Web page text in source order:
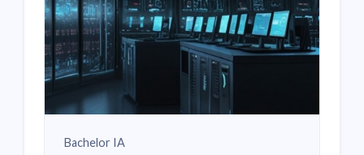
Bachelor IA